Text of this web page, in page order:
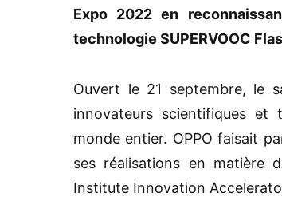
Expo 2022 en
technologie SUPERVOOC
Ouvert le 21 septembre, le
innovateurs scientifiques et
monde entier. OPPO faisait
ses réalisations en matière
Institute Innovation